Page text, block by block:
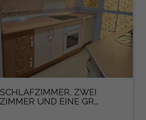
ZWEI
UND EINE GR...